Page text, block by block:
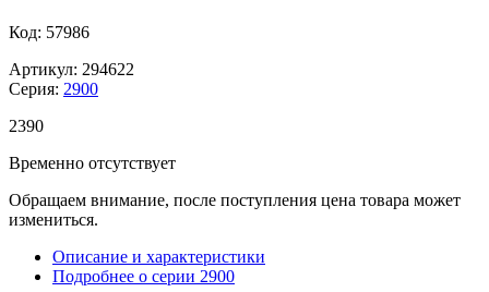
Код: 57986
Артикул: 294622
Серия: 2900
2390
Временно отсутствует
Обращаем внимание, после поступления цена товара может
измениться.
Описание и характеристики
Подробнее о серии 2900